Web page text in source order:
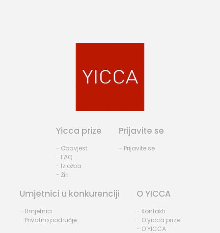
Yicca prize
- Obavjest
- FAQ
- Izložba
- Žiri
Prijavite se
- Prijavite se
Umjetnici u konkurenciji
- Umjetnici
- Privatno područje
O YICCA
- Kontakti
- O yicca prize
- O YICCA